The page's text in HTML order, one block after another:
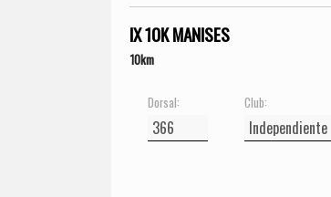
IX 10K MANISES
10km
Dorsal: Club: